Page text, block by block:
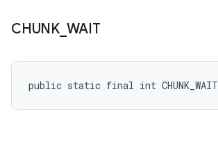
CHUNK_ WAIT
public static final int CHUNK_WAIT